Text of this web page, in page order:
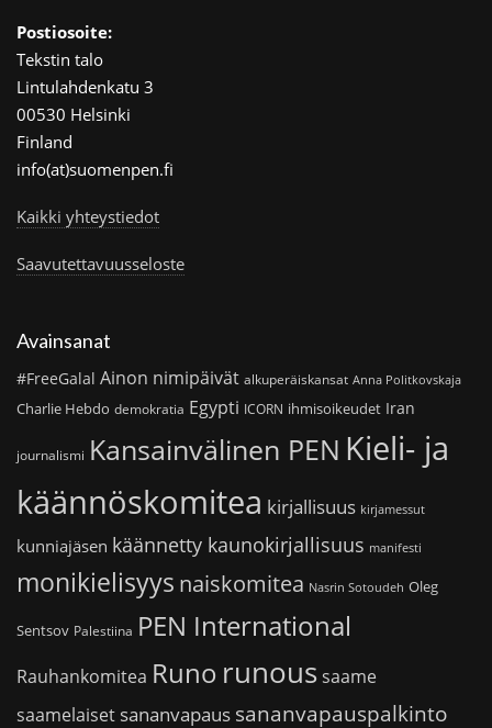
Postiosoite:
Tekstin talo
Lintulahdenkatu 3
00530 Helsinki
Finland
info(at)suomenpen.fi
Kaikki yhteystiedot
Saavutettavuusseloste
Avainsanat
#FreeGalal Ainon nimipäivät alkuperäiskansat Anna Politkovskaja
Charlie Hebdo demokratia Egypti ICORN ihmisoikeudet Iran
journalismi Kansainvälinen PEN Kieli- ja
käännöskomitea kirjallisuus kirjamessut
kunniajäsen käännetty kaunokirjallisuus manifesti
monikielisyys naiskomitea Nasrin Sotoudeh Oleg
Sentsov Palestiina PEN International
Rauhankomitea Runo runoussaame
saamelaiset sananvapaus sananvapauspalkinto